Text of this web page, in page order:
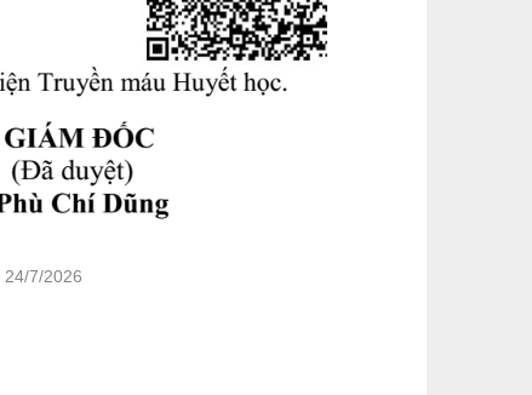
24/7/2026